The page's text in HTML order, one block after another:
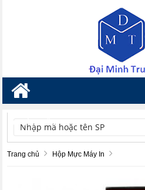
TÌM KIẾM
Trang chủ Hộp Mực Máy In